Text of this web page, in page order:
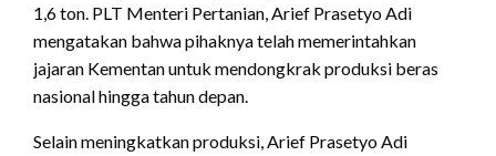
1,6 ton. PLT Menteri Pertanian, Arief Prasetyo Adi
mengatakan bahwa pihaknya telah memerintahkan
jajaran Kementan untuk mendongkrak produksi beras
nasional hingga tahun depan.
Selain meningkatkan produksi, Arief Prasetyo Adi